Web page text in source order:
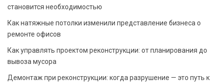
становится необходимостью
Как натяжные потолки изменили представление бизнеса о
ремонте офисов
Как управлять проектом реконструкции: от планирования до
вывоза мусора
Демонтаж при реконструкции: когда разрушение — это путь к